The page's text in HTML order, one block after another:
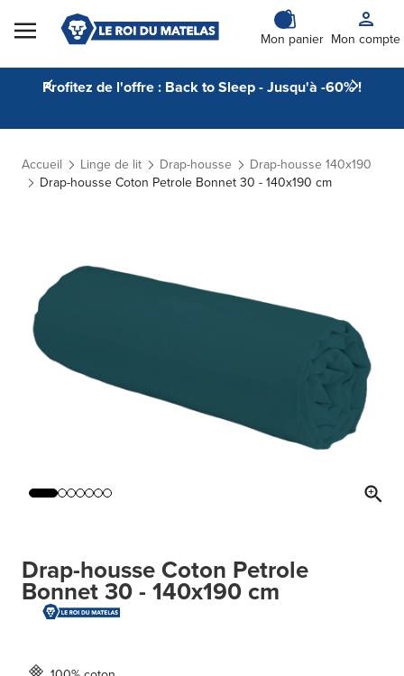
Skip to Content
Mon panier Mon compte
Profitez de l'offre : Back to Sleep - Jusqu'à -60% !
Accueil Linge de lit Drap-housse
Drap-housse 140x190
Drap-housse Coton Petrole Bonnet 30 - 140x190 cm
Drap-housse Coton Petrole
Bonnet 30 - 140x190 cm